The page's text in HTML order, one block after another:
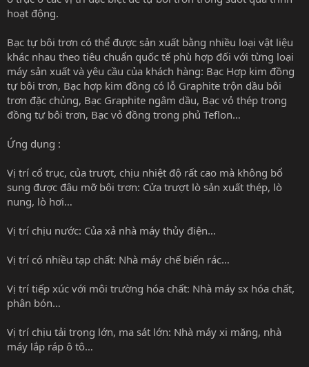
hoạt động.
Bạc tự bôi trơn có thể được sản xuất bằng nhiều loại vật liệu
khác nhau theo tiêu chuẩn quốc tế phù hợp đối với từng loại
máy sản xuất và yêu cầu của khách hàng: Bạc Hợp kim đồng
tự bôi trơn, Bạc hợp kim đồng có lỗ Graphite trộn dầu bôi
trơn đặc chủng, Bạc Graphite ngâm dầu, Bạc vỏ thép trong
đồng tự bôi trơn, Bạc vỏ đồng trong phủ Teflon…
Ứng dụng :
Vị trí cổ trục, của trượt, chịu nhiệt độ rất cao mà không bổ
sung được đâu mỡ bôi trơn: Cửa trượt lò sản xuất thép, lò
nung, lò hơi…
Vị trí chịu nước: Của xả nhà máy thủy điện…
Vị trí có nhiều tạp chất: Nhà máy chế biến rác…
Vị trí tiếp xúc với môi trường hóa chất: Nhà máy sx hóa chất,
phân bón…
Vị trí chịu tải trọng lớn, ma sát lớn: Nhà máy xi măng, nhà
máy lắp ráp ô tô…